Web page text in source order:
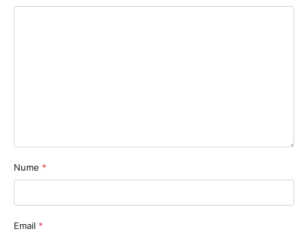
Nume *
Email *